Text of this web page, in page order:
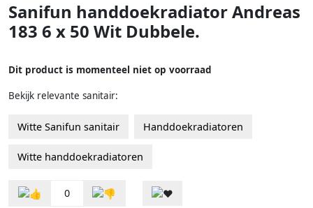
Sanifun handdoekradiator Andreas
183 6 x 50 Wit Dubbele.
Dit product is momenteel niet op voorraad
Bekijk relevante sanitair:
Witte Sanifun sanitair Handdoekradiatoren
Witte handdoekradiatoren
0